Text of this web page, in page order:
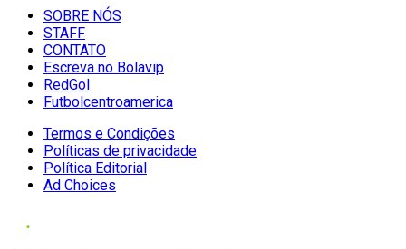
SOBRE NÓS
STAFF
CONTATO
Escreva no Bolavip
RedGol
Futbolcentroamerica
Termos e Condições
Políticas de privacidade
Política Editorial
Ad Choices